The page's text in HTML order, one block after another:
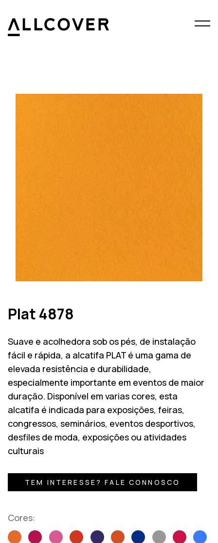
Menu
Plat 4878
Suave e acolhedora sob os pés, de instalação
fácil e rápida, a alcatifa PLAT é uma gama de
elevada resistência e durabilidade,
especialmente importante em eventos de maior
duração. Disponível em varias cores, esta
alcatifa é indicada para exposições, feiras,
congressos, seminários, eventos desportivos,
desfiles de moda, exposições ou atividades
culturais
TEM INTERESSE? FALE CONNOSCO
Cores: